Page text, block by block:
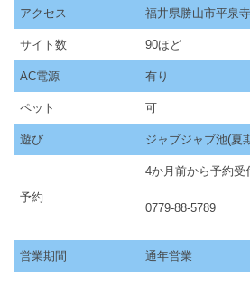
アクセス 福井県勝山市平泉
サイト数 90ほど
AC電源 有り
ペット 可
遊び ジャブジャブ池(夏
予約
4か月前から予約受
0779-88-5789
営業期間 通年営業